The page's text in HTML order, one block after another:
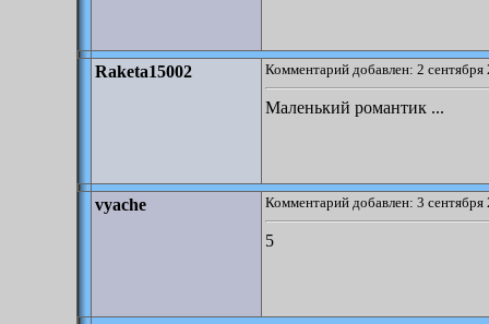
Raketa15002 Комментарий добавлен: 2
Маленький романтик ...
vyache Комментарий добавлен: 3
5